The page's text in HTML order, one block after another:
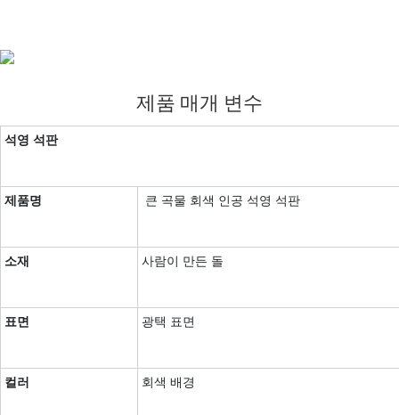
제품 매개 변수
석영 석판
제품명 큰 곡물 회색 인공 석영 석판
소재 사람이 만든 돌
표면 광택 표면
컬러 회색 배경